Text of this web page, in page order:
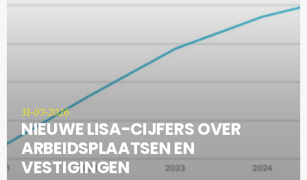
31-07-2026
NIEUWE LISA-CIJFERS OVER
ARBEIDSPLAATSEN EN
VESTIGINGEN